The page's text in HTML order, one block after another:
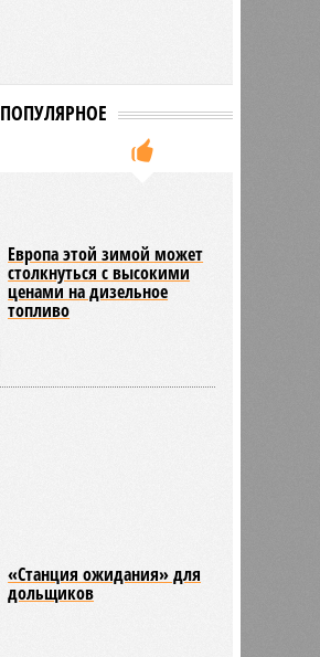
ПОПУЛЯРНОЕ
Европа этой зимой может
столкнуться с высокими
ценами на дизельное
топливо
«Станция ожидания» для
дольщиков